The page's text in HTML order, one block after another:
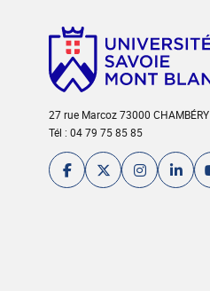
27 rue Marcoz 73000 CHAMBÉRY
Tél : 04 79 75 85 85